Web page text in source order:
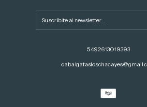
5492613019393